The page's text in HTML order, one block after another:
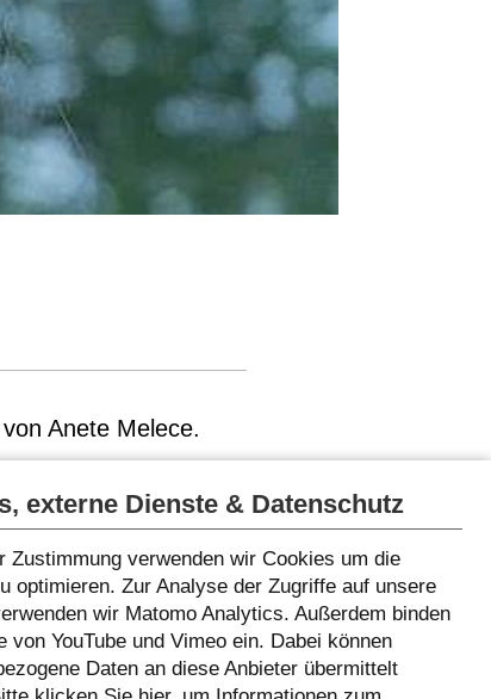
Anete Melece.
externe Dienste & Datenschutz
Zustimmung verwenden wir Cookies um die
optimieren. Zur Analyse der Zugriffe auf unsere
wir Matomo Analytics. Außerdem binden
von YouTube und Vimeo ein. Dabei können
Daten an diese Anbieter übermittelt